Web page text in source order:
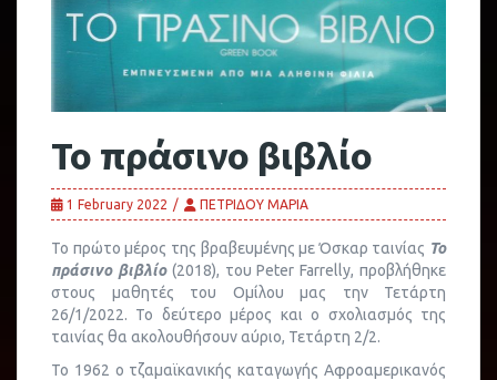
Το πράσινο βιβλίο
1 February 2022 ΠΕΤΡΙΔΟΥ ΜΑΡΙΑ
Το πρώτο μέρος της βραβευμένης με Όσκαρ ταινίας Το
πράσινο βιβλίο(2018), του Peter Farrelly, προβλήθηκε
στους μαθητές του Ομίλου μας την Τετάρτη
26/1/2022. Το δεύτερο μέρος και ο σχολιασμός της
ταινίας θα ακολουθήσουν αύριο, Τετάρτη 2/2.
Το 1962 ο τζαμαϊκανικής καταγωγής Αφροαμερικανός